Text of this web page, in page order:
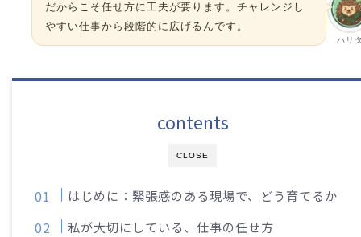
ハリ
だからこそ任せ方に工夫が要ります。チャレンジし
やすい仕事から段階的に広げるんです。
CLOSE
contents
はじめに：緊張感のある現場で、どう育てるか
私が大切にしている、仕事の任せ方